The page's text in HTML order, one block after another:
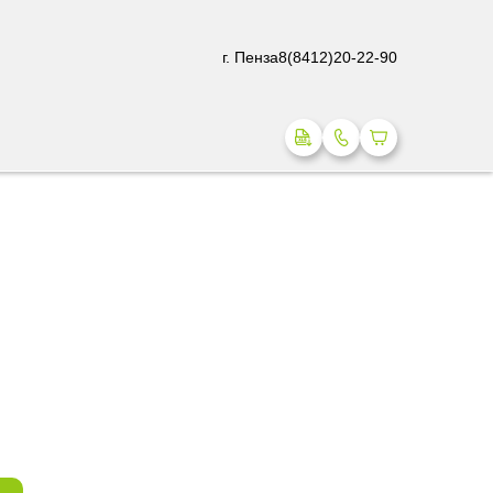
г. Пенза8(8412)20-22-90